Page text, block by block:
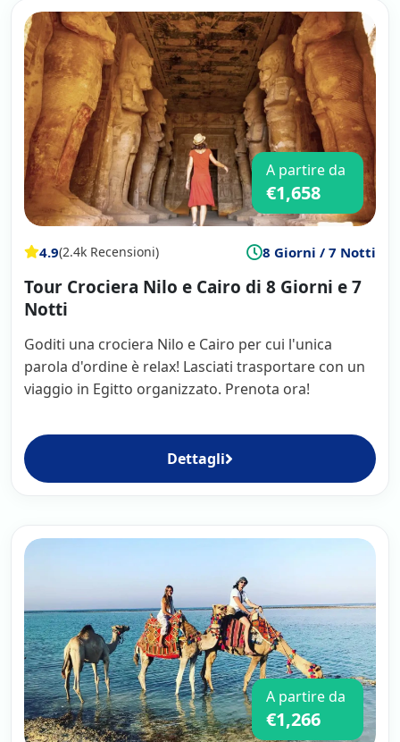
A partire da
€1,658
4.9(2.4k Recensioni) 8 Giorni / 7 Notti
Tour Crociera Nilo e Cairo di 8 Giorni e 7
Notti
Goditi una crociera Nilo e Cairo per cui l'unica
parola d'ordine è relax! Lasciati trasportare con un
viaggio in Egitto organizzato. Prenota ora!
Dettagli
A partire da
€1,266